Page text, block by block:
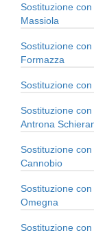
Sostituzione
Massiola
Sostituzione
Formazza
Sostituzione
Sostituzione
Antrona
Sostituzione
Cannobio
Sostituzione
Omegna
Sostituzione